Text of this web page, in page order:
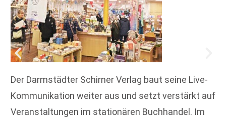
Der Darmstädter Schirner Verlag baut seine Live-
Kommunikation weiter aus und setzt verstärkt auf
Veranstaltungen im stationären Buchhandel. Im